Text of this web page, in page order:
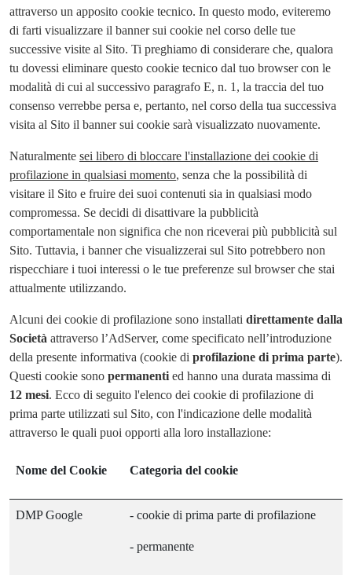
attraverso un apposito cookie tecnico. In questo modo, eviteremo
di farti visualizzare il banner sui cookie nel corso delle tue
successive visite al Sito. Ti preghiamo di considerare che, qualora
tu dovessi eliminare questo cookie tecnico dal tuo browser con le
modalità di cui al successivo paragrafo E, n. 1, la traccia del tuo
consenso verrebbe persa e, pertanto, nel corso della tua successiva
visita al Sito il banner sui cookie sarà visualizzato nuovamente.
Naturalmente sei libero di bloccare l'installazione dei cookie di
profilazione in qualsiasi momento, senza che la possibilità di
visitare il Sito e fruire dei suoi contenuti sia in qualsiasi modo
compromessa. Se decidi di disattivare la pubblicità
comportamentale non significa che non riceverai più pubblicità sul
Sito. Tuttavia, i banner che visualizzerai sul Sito potrebbero non
rispecchiare i tuoi interessi o le tue preferenze sul browser che stai
attualmente utilizzando.
Alcuni dei cookie di profilazione sono installati direttamente dalla
Società attraverso l’AdServer, come specificato nell’introduzione
della presente informativa (cookie di profilazione di prima parte).
Questi cookie sono permanenti ed hanno una durata massima di
12 mesi. Ecco di seguito l'elenco dei cookie di profilazione di
prima parte utilizzati sul Sito, con l'indicazione delle modalità
attraverso le quali puoi opporti alla loro installazione:
Nome del Cookie Categoria del cookie
DMP Google - cookie di prima parte di profilazione
- permanente